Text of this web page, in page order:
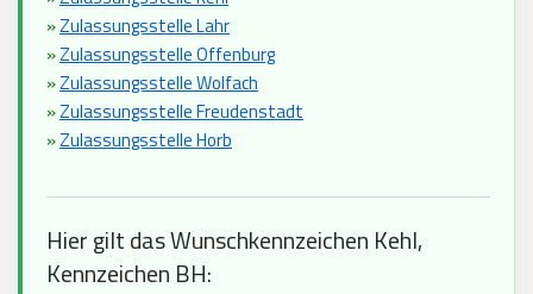
»Zulassungsstelle Lahr
»Zulassungsstelle Offenburg
»Zulassungsstelle Wolfach
»Zulassungsstelle Freudenstadt
»Zulassungsstelle Horb
Hier gilt das Wunschkennzeichen Kehl,
Kennzeichen BH: